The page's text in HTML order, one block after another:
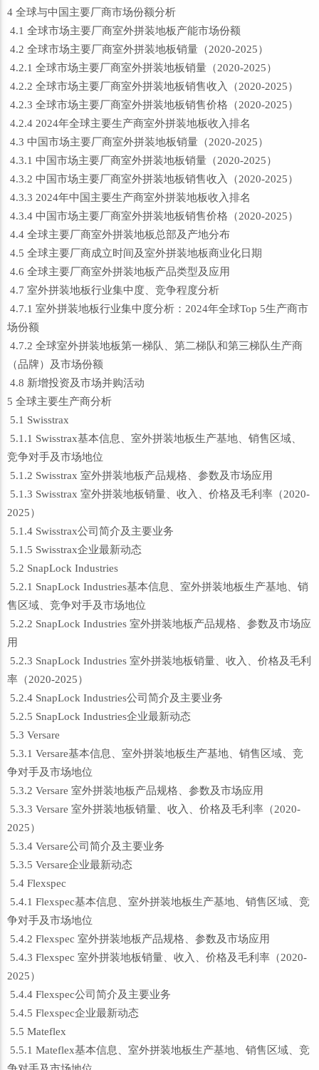
4 全球与中国主要厂商市场份额分析
4.1 全球市场主要厂商室外拼装地板产能市场份额
4.2 全球市场主要厂商室外拼装地板销量（2020-2025）
4.2.1 全球市场主要厂商室外拼装地板销量（2020-2025）
4.2.2 全球市场主要厂商室外拼装地板销售收入（2020-2025）
4.2.3 全球市场主要厂商室外拼装地板销售价格（2020-2025）
4.2.4 2024年全球主要生产商室外拼装地板收入排名
4.3 中国市场主要厂商室外拼装地板销量（2020-2025）
4.3.1 中国市场主要厂商室外拼装地板销量（2020-2025）
4.3.2 中国市场主要厂商室外拼装地板销售收入（2020-2025）
4.3.3 2024年中国主要生产商室外拼装地板收入排名
4.3.4 中国市场主要厂商室外拼装地板销售价格（2020-2025）
4.4 全球主要厂商室外拼装地板总部及产地分布
4.5 全球主要厂商成立时间及室外拼装地板商业化日期
4.6 全球主要厂商室外拼装地板产品类型及应用
4.7 室外拼装地板行业集中度、竞争程度分析
4.7.1 室外拼装地板行业集中度分析：2024年全球Top 5生产商市
场份额
4.7.2 全球室外拼装地板第一梯队、第二梯队和第三梯队生产商
（品牌）及市场份额
4.8 新增投资及市场并购活动
5 全球主要生产商分析
5.1 Swisstrax
5.1.1 Swisstrax基本信息、室外拼装地板生产基地、销售区域、
竞争对手及市场地位
5.1.2 Swisstrax 室外拼装地板产品规格、参数及市场应用
5.1.3 Swisstrax 室外拼装地板销量、收入、价格及毛利率（2020-
2025）
5.1.4 Swisstrax公司简介及主要业务
5.1.5 Swisstrax企业最新动态
5.2 SnapLock Industries
5.2.1 SnapLock Industries基本信息、室外拼装地板生产基地、销
售区域、竞争对手及市场地位
5.2.2 SnapLock Industries 室外拼装地板产品规格、参数及市场应
用
5.2.3 SnapLock Industries 室外拼装地板销量、收入、价格及毛利
率（2020-2025）
5.2.4 SnapLock Industries公司简介及主要业务
5.2.5 SnapLock Industries企业最新动态
5.3 Versare
5.3.1 Versare基本信息、室外拼装地板生产基地、销售区域、竞
争对手及市场地位
5.3.2 Versare 室外拼装地板产品规格、参数及市场应用
5.3.3 Versare 室外拼装地板销量、收入、价格及毛利率（2020-
2025）
5.3.4 Versare公司简介及主要业务
5.3.5 Versare企业最新动态
5.4 Flexspec
5.4.1 Flexspec基本信息、室外拼装地板生产基地、销售区域、竞
争对手及市场地位
5.4.2 Flexspec 室外拼装地板产品规格、参数及市场应用
5.4.3 Flexspec 室外拼装地板销量、收入、价格及毛利率（2020-
2025）
5.4.4 Flexspec公司简介及主要业务
5.4.5 Flexspec企业最新动态
5.5 Mateflex
5.5.1 Mateflex基本信息、室外拼装地板生产基地、销售区域、竞